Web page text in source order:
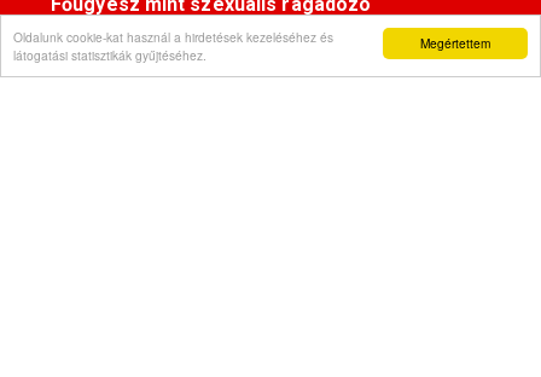
Megértettem
Oldalunk cookie-kat használ a hirdetések kezeléséhez és
látogatási statisztikák gyűjtéséhez.
Pimasz önkényúr